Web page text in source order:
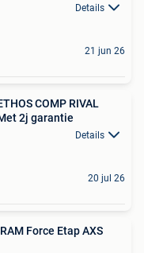
Details
21 jun 26
COMP RIVAL
2j garantie
Details
20 jul 26
Force Etap AXS